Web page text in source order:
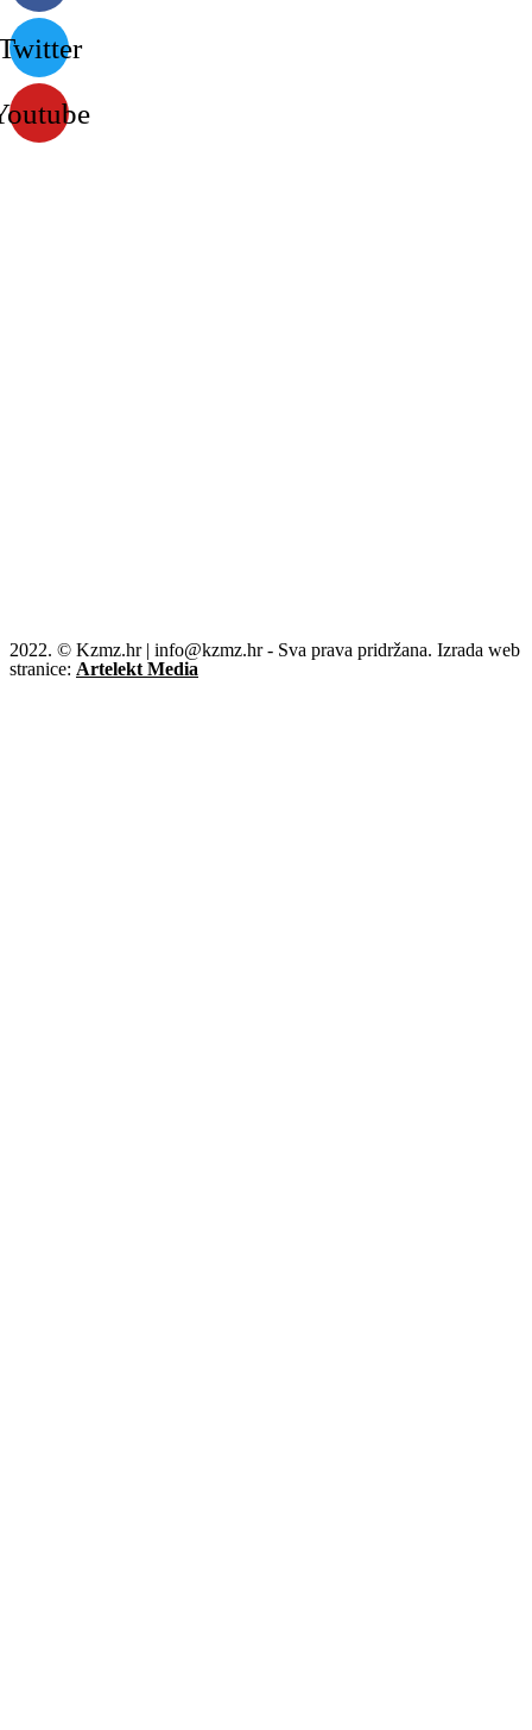
2022. © Kzmz.hr | info@kzmz.hr - Sva prava pridržana. Izrada web
stranice: Artelekt Media